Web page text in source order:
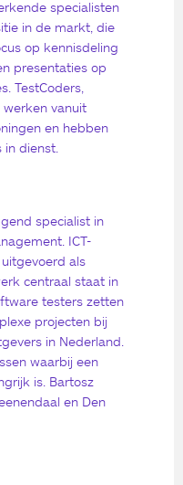
specialisten
in de markt, die
op kennisdeling
presentaties op
TestCoders,
werken vanuit
en hebben
dienst.
specialist in
ICT-
als
centraal staat in
testers zetten
projecten bij
in Nederland.
waarbij een
is. Bartosz
en Den